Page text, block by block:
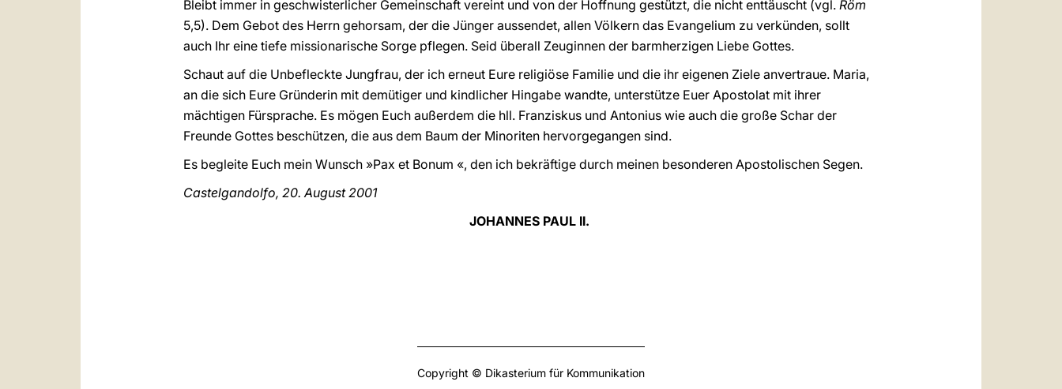
Bleibt immer in geschwisterlicher Gemeinschaft vereint und von der Hoffnung gestützt, die nicht enttäuscht (vgl. Röm
5,5). Dem Gebot des Herrn gehorsam, der die Jünger aussendet, allen Völkern das Evangelium zu verkünden, sollt
auch Ihr eine tiefe missionarische Sorge pflegen. Seid überall Zeuginnen der barmherzigen Liebe Gottes.
Schaut auf die Unbefleckte Jungfrau, der ich erneut Eure religiöse Familie und die ihr eigenen Ziele anvertraue. Maria,
an die sich Eure Gründerin mit demütiger und kindlicher Hingabe wandte, unterstütze Euer Apostolat mit ihrer
mächtigen Fürsprache. Es mögen Euch außerdem die hll. Franziskus und Antonius wie auch die große Schar der
Freunde Gottes beschützen, die aus dem Baum der Minoriten hervorgegangen sind.
Es begleite Euch mein Wunsch »Pax et Bonum «, den ich bekräftige durch meinen besonderen Apostolischen Segen.
Castelgandolfo, 20. August 2001
JOHANNES PAUL II.
Copyright © Dikasterium für Kommunikation